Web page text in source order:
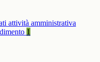
attività amministrativa
1